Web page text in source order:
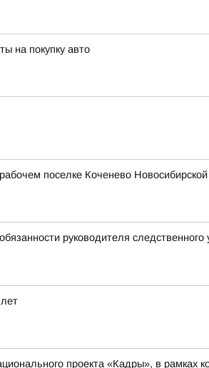
на покупку авто
поселке Коченево Новосибирской
руководителя
проекта «Кадры», в рамках